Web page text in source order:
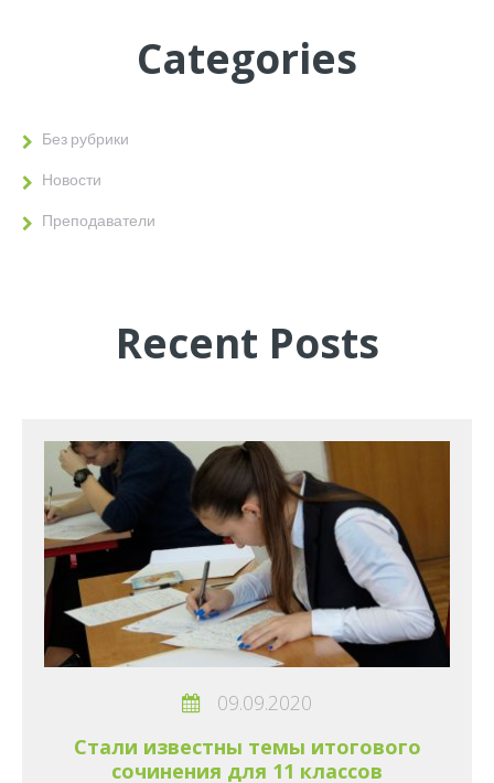
Categories
Без рубрики
Новости
Преподаватели
Recent Posts
09.09.2020
Стали известны темы итогового
сочинения для 11 классов